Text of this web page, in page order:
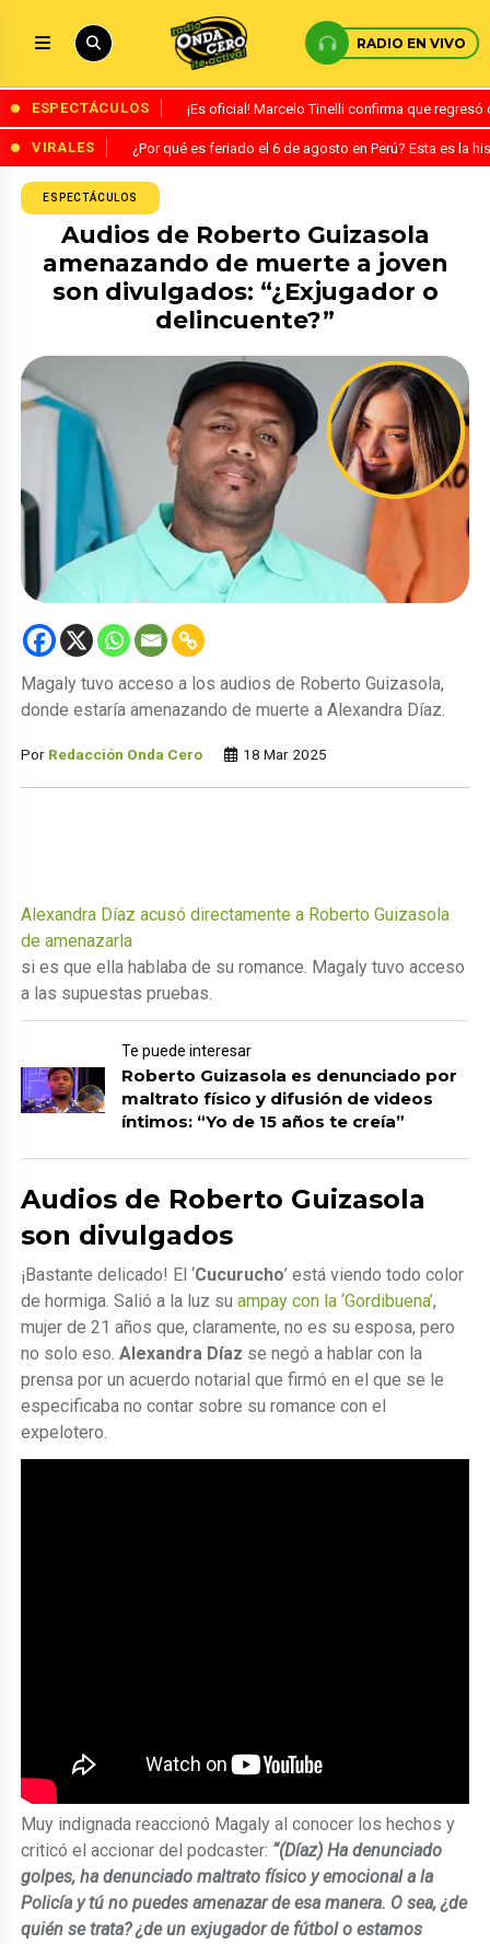
RADIO EN VIVO
ESPECTÁCULOS ¡Es oficial! Marcelo Tinelli confirma que
VIRALES ¿Por qué es feriado el 6 de agosto en Perú? Esta es la
ESPECTÁCULOS
Audios de Roberto Guizasola
amenazando de muerte a joven
son divulgados: “¿Exjugador o
delincuente?”
Magaly tuvo acceso a los audios de Roberto Guizasola,
donde estaría amenazando de muerte a Alexandra Díaz.
Por Redacción Onda Cero 18 Mar 2025
Alexandra Díaz acusó directamente a Roberto Guizasola
de amenazarla
si es que ella hablaba de su romance. Magaly tuvo acceso
a las supuestas pruebas.
Te puede interesar
Roberto Guizasola es denunciado por
maltrato físico y difusión de videos
íntimos: “Yo de 15 años te creía”
Audios de Roberto Guizasola
son divulgados
¡Bastante delicado! El ‘Cucurucho’ está viendo todo color
de hormiga. Salió a la luz suampay con la ‘Gordibuena’,
mujer de 21 años que, claramente, no es su esposa, pero
no solo eso.Alexandra Díaz se negó a hablar con la
prensa por un acuerdo notarial que firmó en el que se le
especificaba no contar sobre su romance con el
expelotero.
Muy indignada reaccionó Magaly al conocer los hechos y
criticó el accionar del podcaster: “(Díaz) Ha denunciado
golpes, ha denunciado maltrato físico y emocional a la
Policía y tú no puedes amenazar de esa manera. O sea, ¿de
quién se trata? ¿de un exjugador de fútbol o estamos